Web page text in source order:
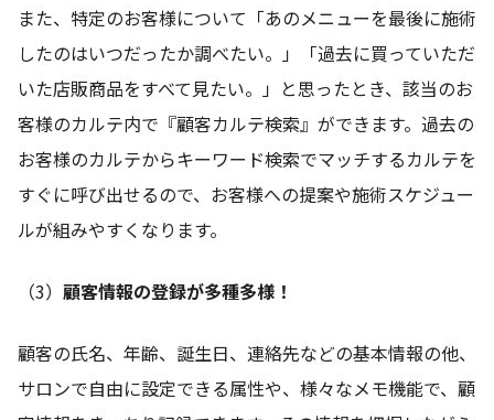
また、特定のお客様について「あのメニューを最後に施術
したのはいつだったか調べたい。」「過去に買っていただ
いた店販商品をすべて見たい。」と思ったとき、該当のお
客様のカルテ内で『顧客カルテ検索』ができます。過去の
お客様のカルテからキーワード検索でマッチするカルテを
すぐに呼び出せるので、お客様への提案や施術スケジュー
ルが組みやすくなります。
（3） 顧客情報の登録が多種多様！
顧客の氏名、年齢、誕生日、連絡先などの基本情報の他、
サロンで自由に設定できる属性や、様々なメモ機能で、顧